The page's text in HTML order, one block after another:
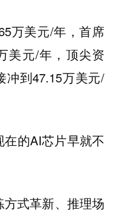
万美元/年，首席
美元/年，顶尖资
冲到47.15万美元/
的AI芯片早就不
式革新、推理场